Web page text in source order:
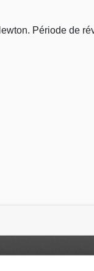
Période de